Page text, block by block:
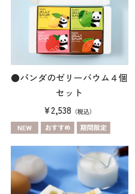
●パンダのゼリーバウム４個
セット
¥2,538 （税込）